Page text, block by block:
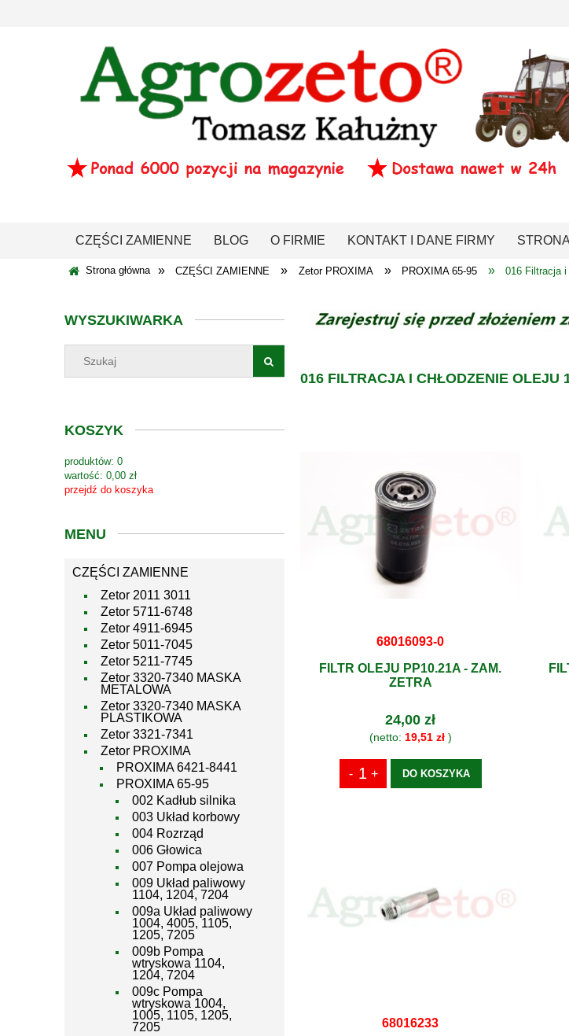
CZĘŚCI ZAMIENNE BLOG O FIRMIE KONTAKT I DANE FIRMY
Strona główna » CZĘŚCI ZAMIENNE » Zetor PROXIMA » PROXIMA 65-95 » 016 Filtracja i
WYSZUKIWARKA
KOSZYK
produktów: 0
wartość: 0,00 zł
przejdź do koszyka
MENU
CZĘŚCI ZAMIENNE
Zetor 2011 3011
Zetor 5711-6748
Zetor 4911-6945
Zetor 5011-7045
Zetor 5211-7745
Zetor 3320-7340 MASKA
METALOWA
Zetor 3320-7340 MASKA
PLASTIKOWA
Zetor 3321-7341
Zetor PROXIMA
PROXIMA 6421-8441
PROXIMA 65-95
002 Kadłub silnika
003 Układ korbowy
004 Rozrząd
006 Głowica
007 Pompa olejowa
009 Układ paliwowy
1104, 1204, 7204
009a Układ paliwowy
1004, 4005, 1105,
1205, 7205
009b Pompa
wtryskowa 1104,
1204, 7204
009c Pompa
wtryskowa 1004,
1005, 1105, 1205,
7205
016 FILTRACJA I CHŁODZENIE OLEJU
68016093-0
FILTR OLEJU PP10.21A - ZAM.
ZETRA
24,00 zł
(netto: 19,51 zł)
DO KOSZYKA
68016233